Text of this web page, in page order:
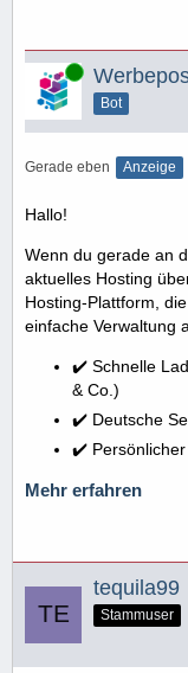
Online
Bot
Gerade eben Anzeige
Hallo!
Wenn du gerade an
aktuelles Hosting
Hosting-Plattform,
einfache Verwaltung
✔️ Schnelle
& Co.)
✔️ Deutsche
✔️ Persönlicher
Mehr erfahren
tequila99
Stammuser